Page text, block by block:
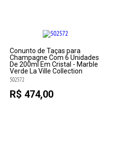
Conunto de Taças para
Champagne Com 6 Unidades
De 200ml Em Cristal - Marble
Verde La Ville Collection
502572
R$ 474,00